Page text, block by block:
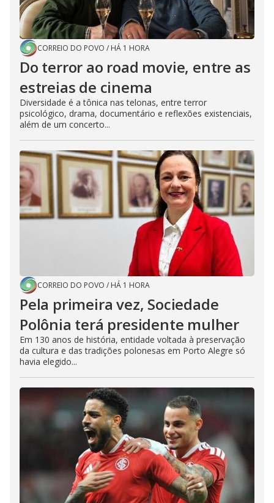
CORREIO DO POVO / HÁ 1 HORA
Do terror ao road movie, entre as
estreias de cinema
Diversidade é a tônica nas telonas, entre terror
psicológico, drama, documentário e reflexões existenciais,
além de um concerto...
CORREIO DO POVO / HÁ 1 HORA
Pela primeira vez, Sociedade
Polônia terá presidente mulher
Em 130 anos de história, entidade voltada à preservação
da cultura e das tradições polonesas em Porto Alegre só
havia elegido...